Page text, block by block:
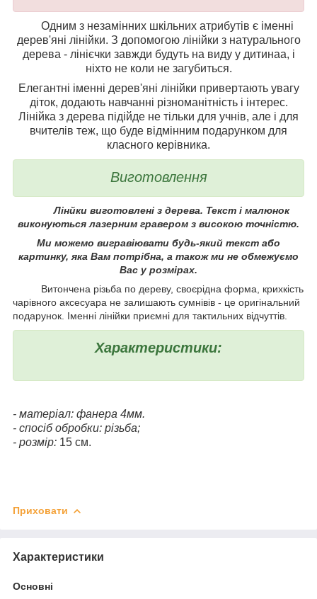
Одним з незамінних шкільних атрибутів є іменні
дерев'яні лінійки. З допомогою лінійки з натурального
дерева - лінієчки завжди будуть на виду у дитинаа, і
ніхто не коли не загубиться.
Елегантні іменні дерев'яні лінійки привертають увагу
діток, додають навчанні різноманітність і інтерес.
Лінійка з дерева підійде не тільки для учнів, але і для
вчителів теж, що буде відмінним подарунком для
класного керівника.
Виготовлення
Лінйки виготовлені з дерева. Текст і малюнок
виконуються лазерним гравером з високою точністю.
Ми можемо вигравіювати будь-який текст або
картинку, яка Вам потрібна, а також ми не обмежуємо
Вас у розмірах.
Витончена різьба по дереву, своєрідна форма, крихкість
чарівного аксесуара не залишають сумнівів - це оригінальний
подарунок. Іменні лінійки приємні для тактильних відчуттів.
Характеристики:
- матеріал: фанера 4мм.
- спосіб обробки: різьба;
- розмір: 15 см.
Приховати
Характеристики
Основні